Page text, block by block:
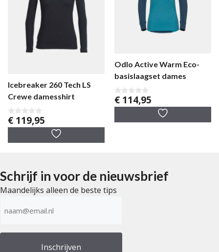
Icebreaker 260 Tech LS
Crewe damesshirt
0
v
€ 119,95
Odlo Active Warm Eco-
basislaagset dames
0
v
€ 114,95
Schrijf in voor de nieuwsbrief
Maandelijks alleen de beste tips
mailadres